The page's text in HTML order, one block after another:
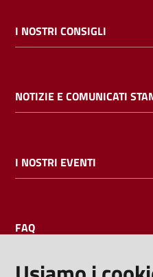
Chiedi al
I NOSTRI CONSIGLI
NOTIZIE E COMUNICATI
I NOSTRI EVENTI
FAQ